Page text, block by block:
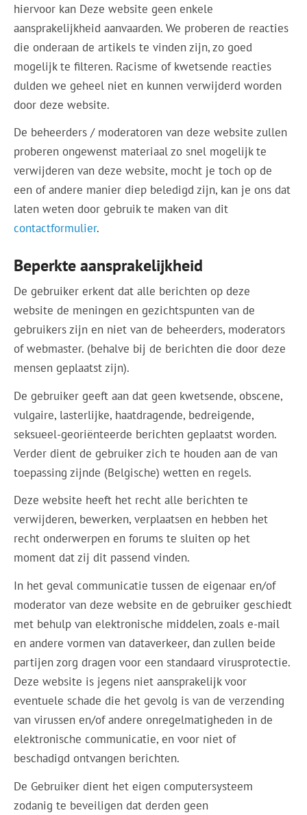
hiervoor kan Deze website geen enkele
aansprakelijkheid aanvaarden. We proberen de reacties
die onderaan de artikels te vinden zijn, zo goed
mogelijk te filteren. Racisme of kwetsende reacties
dulden we geheel niet en kunnen verwijderd worden
door deze website.
De beheerders / moderatoren van deze website zullen
proberen ongewenst materiaal zo snel mogelijk te
verwijderen van deze website, mocht je toch op de
een of andere manier diep beledigd zijn, kan je ons dat
laten weten door gebruik te maken van dit
contactformulier.
Beperkte aansprakelijkheid
De gebruiker erkent dat alle berichten op deze
website de meningen en gezichtspunten van de
gebruikers zijn en niet van de beheerders, moderators
of webmaster. (behalve bij de berichten die door deze
mensen geplaatst zijn).
De gebruiker geeft aan dat geen kwetsende, obscene,
vulgaire, lasterlijke, haatdragende, bedreigende,
seksueel-georiënteerde berichten geplaatst worden.
Verder dient de gebruiker zich te houden aan de van
toepassing zijnde (Belgische) wetten en regels.
Deze website heeft het recht alle berichten te
verwijderen, bewerken, verplaatsen en hebben het
recht onderwerpen en forums te sluiten op het
moment dat zij dit passend vinden.
In het geval communicatie tussen de eigenaar en/of
moderator van deze website en de gebruiker geschiedt
met behulp van elektronische middelen, zoals e-mail
en andere vormen van dataverkeer, dan zullen beide
partijen zorg dragen voor een standaard virusprotectie.
Deze website is jegens niet aansprakelijk voor
eventuele schade die het gevolg is van de verzending
van virussen en/of andere onregelmatigheden in de
elektronische communicatie, en voor niet of
beschadigd ontvangen berichten.
De Gebruiker dient het eigen computersysteem
zodanig te beveiligen dat derden geen